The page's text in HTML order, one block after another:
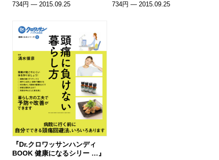
734円 — 2015.09.25 734円 — 2015.09.25
『Dr.クロワッサンハンディ
BOOK 健康になるシリー …』